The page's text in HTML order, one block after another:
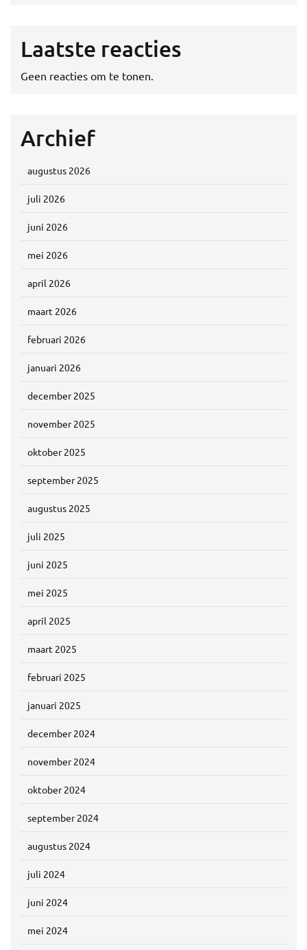
Laatste reacties
Geen reacties om te tonen.
Archief
augustus 2026
juli 2026
juni 2026
mei 2026
april 2026
maart 2026
februari 2026
januari 2026
december 2025
november 2025
oktober 2025
september 2025
augustus 2025
juli 2025
juni 2025
mei 2025
april 2025
maart 2025
februari 2025
januari 2025
december 2024
november 2024
oktober 2024
september 2024
augustus 2024
juli 2024
juni 2024
mei 2024